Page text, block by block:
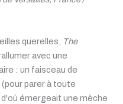
querelles, The
avec une
: un faisceau de
parer à toute
émergeait une mèche